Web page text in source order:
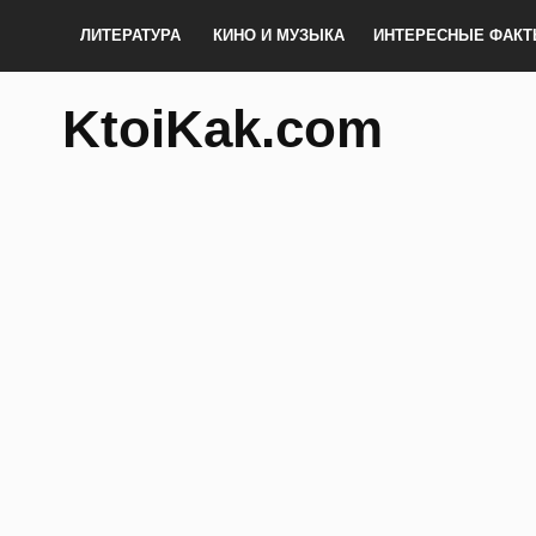
ЛИТЕРАТУРА КИНО И МУЗЫКА ИНТЕРЕСНЫЕ
KtoiKak.com